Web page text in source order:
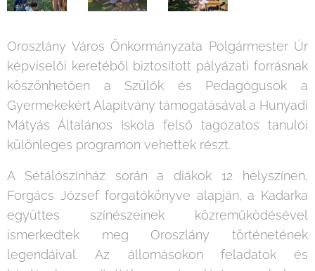
Oroszlány Város Önkormányzata Polgármester Úr
képviselői keretéből biztosított pályázati forrásnak
köszönhetően a Szülők és Pedagógusok a
Gyermekekért Alapítvány támogatásával a Hunyadi
Mátyás Általános Iskola felső tagozatos tanulói
különleges programon vehettek részt.
A Sétálószínház során a diákok 12 helyszínen,
Forgács József forgatókönyve alapján, a Kadarka
együttes színészeinek közreműködésével
ismerkedtek meg Oroszlány történetének
legendáival. Az állomásokon feladatok és